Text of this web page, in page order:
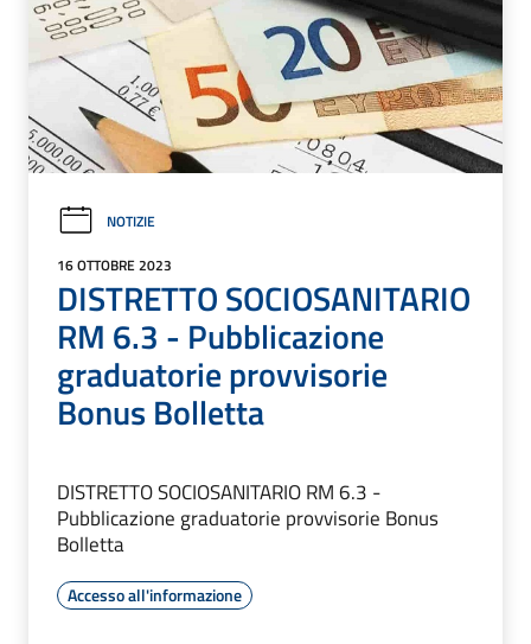
NOTIZIE
16 OTTOBRE 2023
DISTRETTO SOCIOSANITARIO
RM 6.3 - Pubblicazione
graduatorie provvisorie
Bonus Bolletta
DISTRETTO SOCIOSANITARIO RM 6.3 -
Pubblicazione graduatorie provvisorie Bonus
Bolletta
Accesso all'informazione